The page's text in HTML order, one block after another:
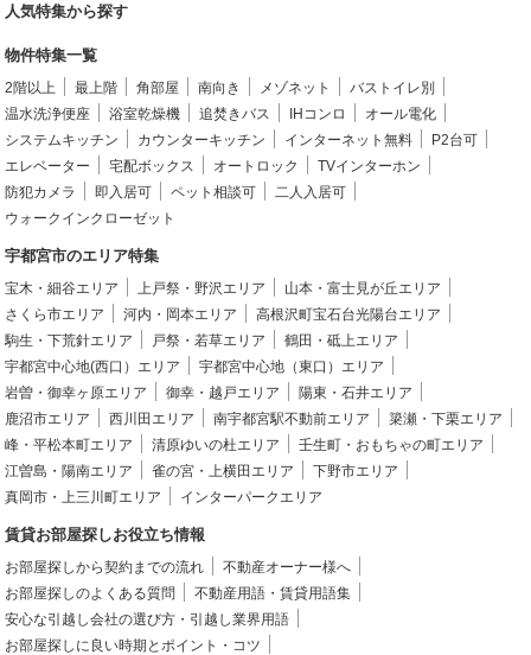
人気特集から探す
物件特集一覧
2階以上 最上階 角部屋 南向き メゾネット
バストイレ別
温水洗浄便座
浴室乾燥機 追焚きバス IHコンロ
オール電化
システムキッチン
カウンターキッチン インターネット無料
P2台可
エレベーター
宅配ボックス オートロック
TVインターホン
防犯カメラ
即入居可 ペット相談可
二人入居可
ウォークインクローゼット
宇都宮市のエリア特集
宝木・細谷エリア 上戸祭・野沢エリア
山本・富士見が丘エリア
さくら市エリア
河内・岡本エリア
高根沢町宝石台光陽台エリア
駒生・下荒針エリア
戸祭・若草エリア
鶴田・砥上エリア
宇都宮中心地(西口）エリア
宇都宮中心地（東口）エリア
岩曽・御幸ヶ原エリア
御幸・越戸エリア
陽東・石井エリア
鹿沼市エリア
西川田エリア 南宇都宮駅不動前エリア
簗瀬・下栗エリア
峰・平松本町エリア
清原ゆいの杜エリア
壬生町・おもちゃの町エリア
江曽島・陽南エリア
雀の宮・上横田エリア
下野市エリア
真岡市・上三川町エリア
インターパークエリア
賃貸お部屋探しお役立ち情報
お部屋探しから契約までの流れ
不動産オーナー様へ
お部屋探しのよくある質問
不動産用語・賃貸用語集
安心な引越し会社の選び方・引越し業界用語
お部屋探しに良い時期とポイント・コツ